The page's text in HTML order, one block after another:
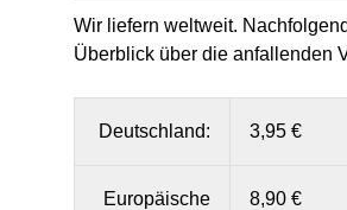
Wir liefern weltweit.
Überblick über die anfallenden
Deutschland: 3,95 €
Europäische
8,90 €